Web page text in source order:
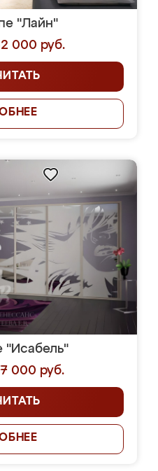
"Лайн"
000 руб.
"Исабель"
000 руб.